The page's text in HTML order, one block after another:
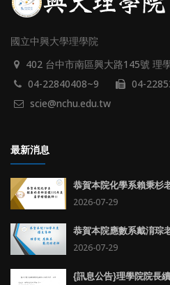
國立中興大學理學院
402 台中市南區興大路145號 理
04-22840408~9
04-
scie@nchu.edu.tw
最新消息
恭賀本院化學系賴秉杉
2026-07-29
恭賀本院應數系戴淯琮
2026-07-29
{訊息公告}理學院院長